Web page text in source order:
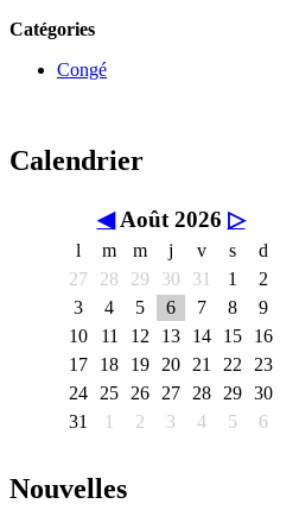
Catégories
Congé
Calendrier
◀ Août 2026 ▷
l m m j v s
d
27
28 29 30 31 1
2
3
4 5 6 7 8
9
10
11 12 13 14 15
16
17
18 19 20 21 22
23
24
25 26 27 28 29 30
31
1 2 3 4 5 6
Nouvelles